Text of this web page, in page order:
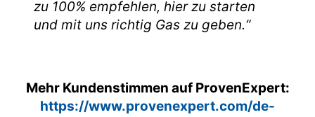
zu 100% empfehlen, hier zu starten
und mit uns richtig Gas zu geben.“
Mehr Kundenstimmen auf ProvenExpert:
https://www.provenexpert.com/de-